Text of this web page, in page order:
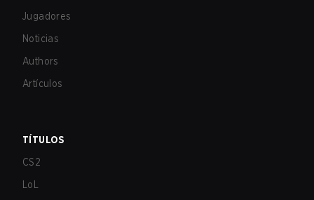
Jugadores
Noticias
Authors
Artículos
TÍTULOS
CS2
LoL